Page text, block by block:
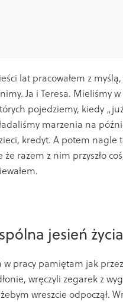
lat pracowałem z
Ja i Teresa. Mieliśmy
pojedziemy, kiedy
marzenia na
kredyt. A potem nagle
że razem z nim przyszło
jesień życia
pracy pamiętam jak
wręczyli zegarek z
wreszcie odpoczął.